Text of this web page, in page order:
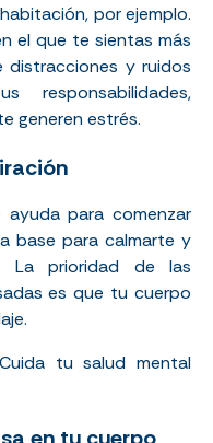
por ejemplo.
el que te sientas más
y ruidos
generen estrés.
para comenzar
base para calmarte y
La prioridad de las
es que tu cuerpo
Cuida tu salud mental
en tu cuerpo